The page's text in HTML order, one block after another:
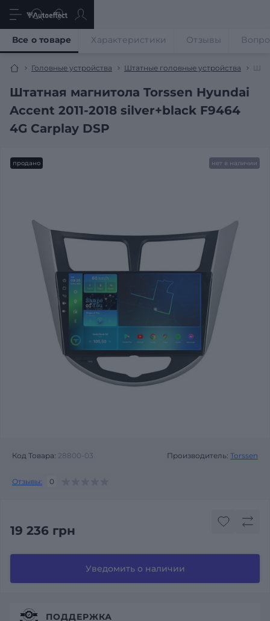
Головные устройства Штатные головные устройства
Штатная магнитола Torssen Hyundai
Accent 2011-2018 silver+black F9464
4G Carplay DSP
Все о товаре Характеристики Отзывы
продано нет в наличии
Код Товара: 28800-03 Производитель: Torssen
Отзывы: 0
19 236 грн
Уведомить о наличии
ПОДДЕРЖКА